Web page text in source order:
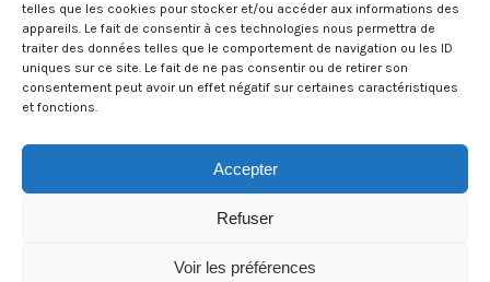
telles que les cookies pour stocker et/ou accéder aux informations des
appareils. Le fait de consentir à ces technologies nous permettra de
traiter des données telles que le comportement de navigation ou les ID
uniques sur ce site. Le fait de ne pas consentir ou de retirer son
consentement peut avoir un effet négatif sur certaines caractéristiques
et fonctions.
Accepter
Refuser
Voir les préférences
Feu! Chatterton –
21/03/02018 (live
← Sinofar – Bougarber
– 23/03/2018